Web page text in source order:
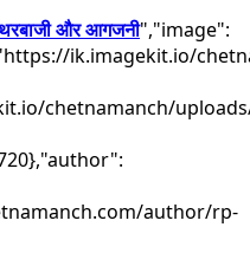
और आगजनी","image":
ik.imagekit.io/
chetnamanch/
author/rp-